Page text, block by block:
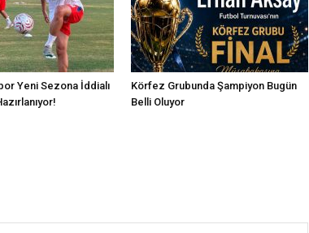
Yeni Sezona İddialı
Körfez Grubunda Şampiyon Bugün
Belli Oluyor